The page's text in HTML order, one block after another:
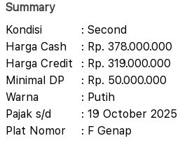
Summary
Kondisi
: Second
Harga Cash
: Rp. 378.000.000
Harga Credit
: Rp. 319.000.000
Minimal DP
: Rp. 50.000.000
Warna
: Putih
Pajak s/d
: 19 October 2025
Plat Nomor
: F Genap